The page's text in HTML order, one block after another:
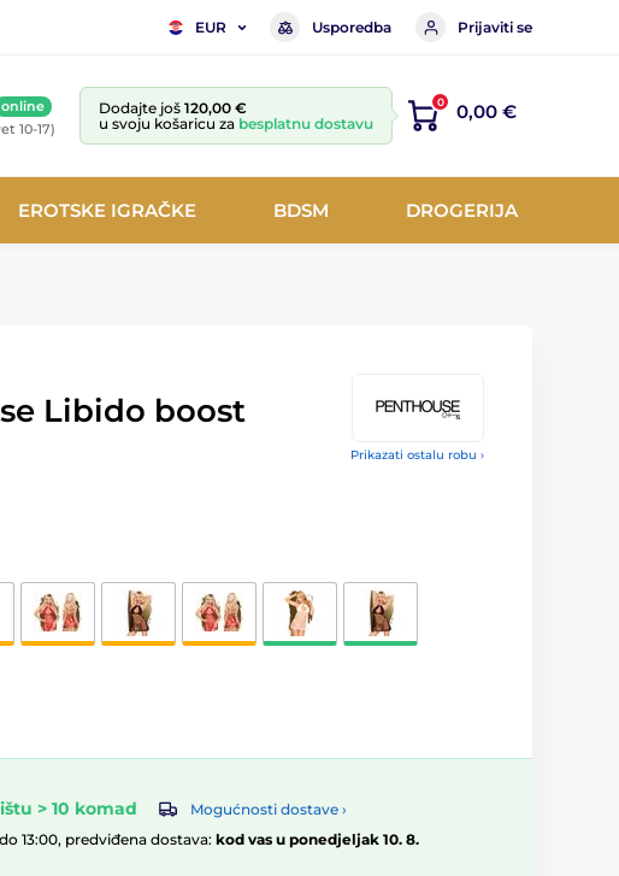
EUR Usporedba Prijaviti se
online
10-17)
Dodajte još 120,00 €
u svoju košaricu za besplatnu dostavu
0 0,00 €
EROTSKE IGRAČKE BDSM DROGERIJA
Prikazati ostalu robu ›
Libido boost
> 10 komad
Mogućnosti dostave ›
13:00, predviđena dostava: kod vas u ponedjeljak 10. 8.